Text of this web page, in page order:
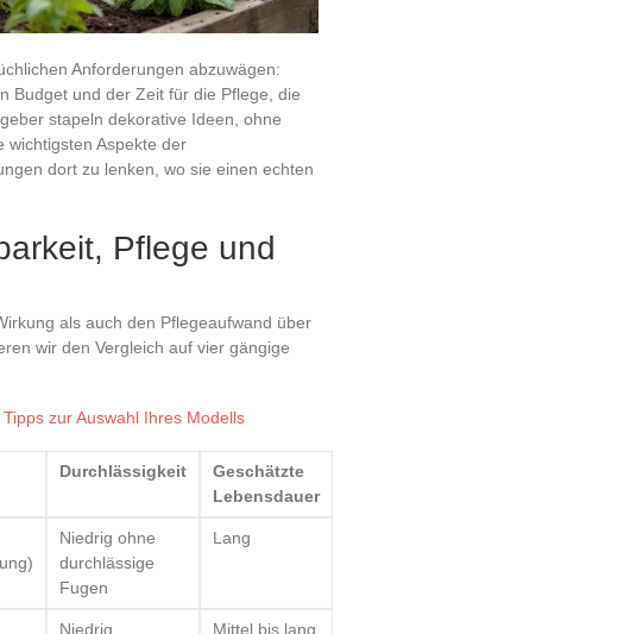
Anforderungen abzuwägen:
Budget und der Zeit für die Pflege, die
stapeln dekorative Ideen, ohne
wichtigsten Aspekte der
dort zu lenken, wo sie einen echten
Pflege und
als auch den Pflegeaufwand über
wir den Vergleich auf vier gängige
zur Auswahl Ihres Modells
Durchlässigkeit
Geschätzte
Lebensdauer
Niedrig ohne
durchlässige
Fugen
Lang
Niedrig Mittel bis lang